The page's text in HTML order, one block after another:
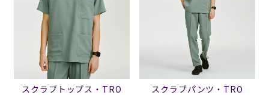
スクラブトップス・TRO
スクラブパンツ・TRO